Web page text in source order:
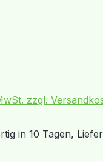
zzgl.
in 10 Tagen,